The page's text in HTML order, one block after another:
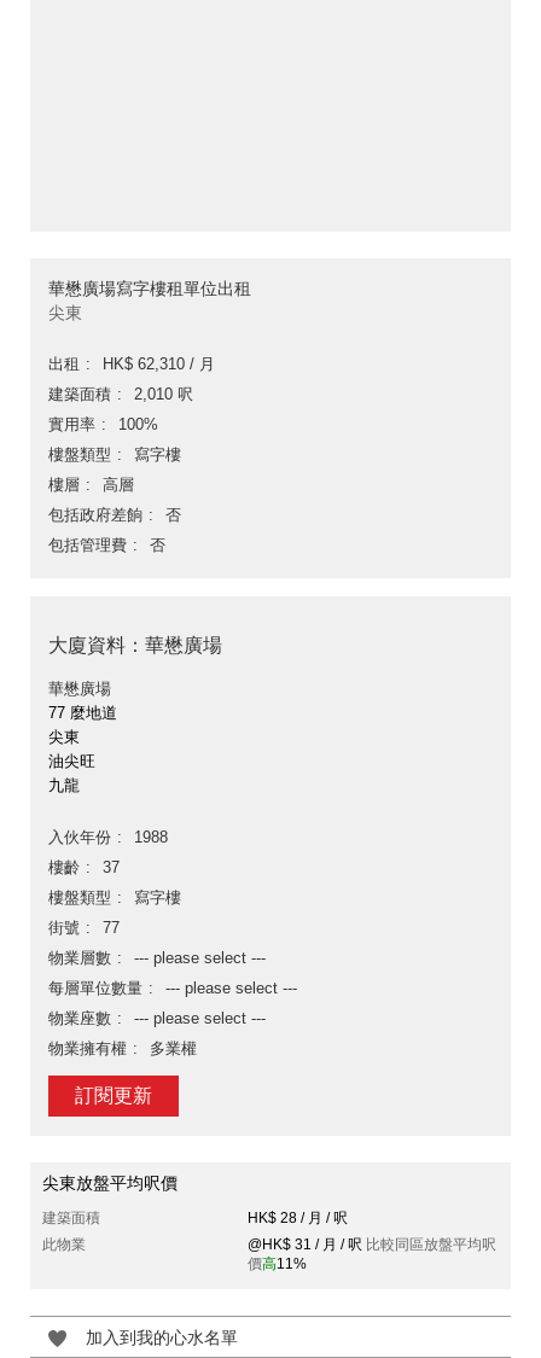
華懋廣場寫字樓租單位出租
尖東
出租
HK$ 62,310 / 月
建築面積
2,010 呎
實用率
100%
樓盤類型
寫字樓
樓層
高層
包括政府差餉
否
包括管理費
否
大廈資料：華懋廣場
華懋廣場
77 麼地道
尖東
油尖旺
九龍
入伙年份
1988
樓齡
37
樓盤類型
寫字樓
街號
77
物業層數
--- please select ---
每層單位數量
--- please select ---
物業座數
--- please select ---
物業擁有權
多業權
訂閱更新
尖東放盤平均呎價
建築面積
HK$ 28 / 月 / 呎
此物業
@HK$ 31 / 月 / 呎 比較同區放盤平均呎
價高11%
加入到我的心水名單